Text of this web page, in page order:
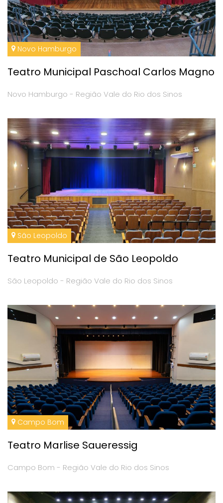
Novo Hamburgo
Teatro Municipal Paschoal Carlos Magno
Novo Hamburgo - Região Vale do Rio dos Sinos
São Leopoldo
Teatro Municipal de São Leopoldo
São Leopoldo - Região Vale do Rio dos Sinos
Campo Bom
Teatro Marlise Saueressig
Campo Bom - Região Vale do Rio dos Sinos